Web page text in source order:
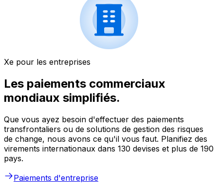
Xe pour les entreprises
Les paiements commerciaux
mondiaux simplifiés.
Que vous ayez besoin d'effectuer des paiements
transfrontaliers ou de solutions de gestion des risques
de change, nous avons ce qu'il vous faut. Planifiez des
virements internationaux dans 130 devises et plus de 190
pays.
Paiements d'entreprise